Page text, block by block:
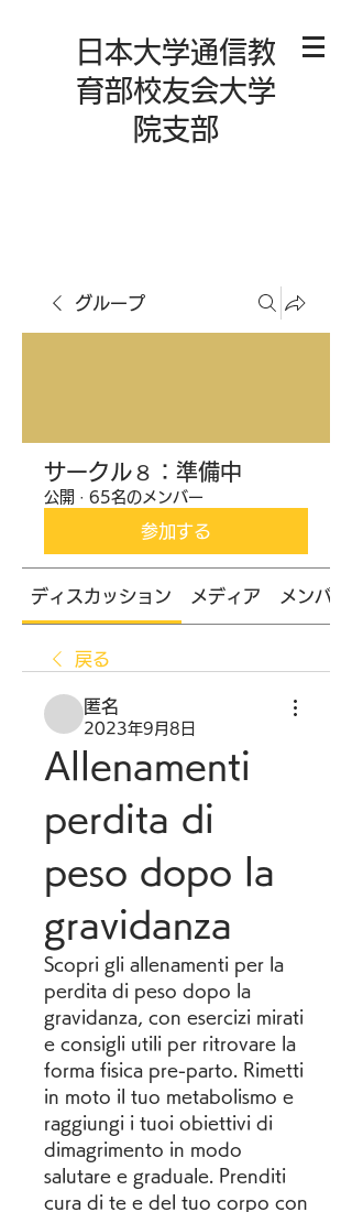
日本大学通信教
育部校友会大学
院支部
グループ
サークル８：準備中
公開 · 65名のメンバー
参加する
ディスカッション メディア メンバー
戻る
匿名
2023年9月8日
Allenamenti
perdita di
peso dopo la
gravidanza
Scopri gli allenamenti per la
perdita di peso dopo la
gravidanza, con esercizi mirati
e consigli utili per ritrovare la
forma fisica pre-parto. Rimetti
in moto il tuo metabolismo e
raggiungi i tuoi obiettivi di
dimagrimento in modo
salutare e graduale. Prenditi
cura di te e del tuo corpo con